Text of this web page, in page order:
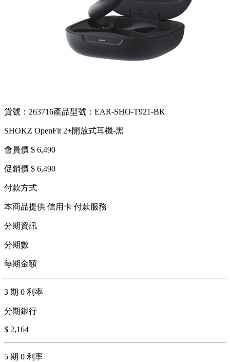
貨號：263716產品型號：EAR-SHO-T921-BK
SHOKZ OpenFit 2+開放式耳機-黑
會員價 $ 6,490
促銷價 $ 6,490
付款方式
本商品提供 信用卡 付款服務
分期資訊
分期數
每期金額
3 期 0 利率
分期銀行
$ 2,164
5 期 0 利率